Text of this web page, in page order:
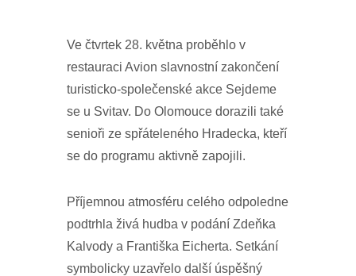
Ve čtvrtek 28. května proběhlo v
restauraci Avion slavnostní zakončení
turisticko-společenské akce Sejdeme
se u Svitav. Do Olomouce dorazili také
senioři ze spřáteleného Hradecka, kteří
se do programu aktivně zapojili.
Příjemnou atmosféru celého odpoledne
podtrhla živá hudba v podání Zdeňka
Kalvody a Františka Eicherta. Setkání
symbolicky uzavřelo další úspěšný